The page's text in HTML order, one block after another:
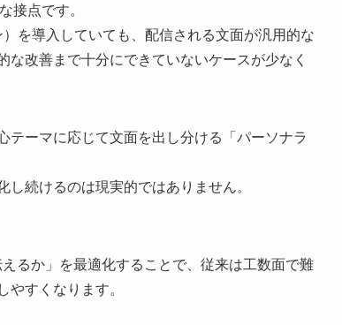
接点です。
を導入していても、配信される文面が汎用的な
改善まで十分にできていないケースが少なく
テーマに応じて文面を出し分ける「パーソナラ
続けるのは現実的ではありません。
るか」を最適化することで、従来は工数面で難
やすくなります。